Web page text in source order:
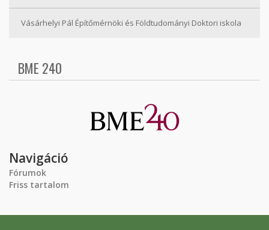
Vásárhelyi Pál Építőmérnöki és Földtudományi Doktori iskola
BME 240
Navigáció
Fórumok
Friss tartalom